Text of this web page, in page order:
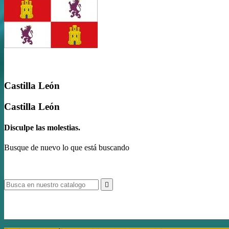
Vida A Bordo En Las Islas Columbretes
Castilla León
Castilla León
Disculpe las molestias.
Busque de nuevo lo que está buscando
